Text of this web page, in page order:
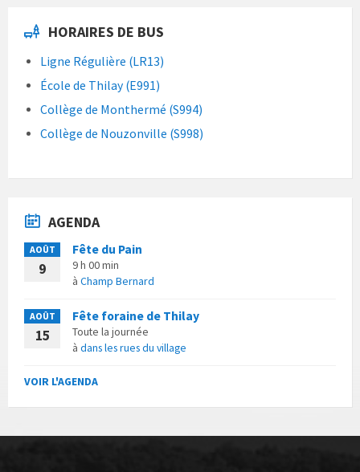
HORAIRES DE BUS
Ligne Régulière (LR13)
École de Thilay (E991)
Collège de Monthermé (S994)
Collège de Nouzonville (S998)
AGENDA
AOÛT
9
Fête du Pain
9 h 00 min
à Champ Bernard
AOÛT
15
Fête foraine de Thilay
Toute la journée
à dans les rues du village
VOIR L'AGENDA